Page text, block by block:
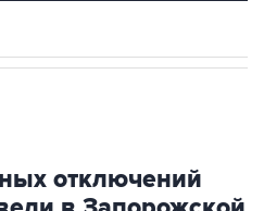
отключений
в Запорожской